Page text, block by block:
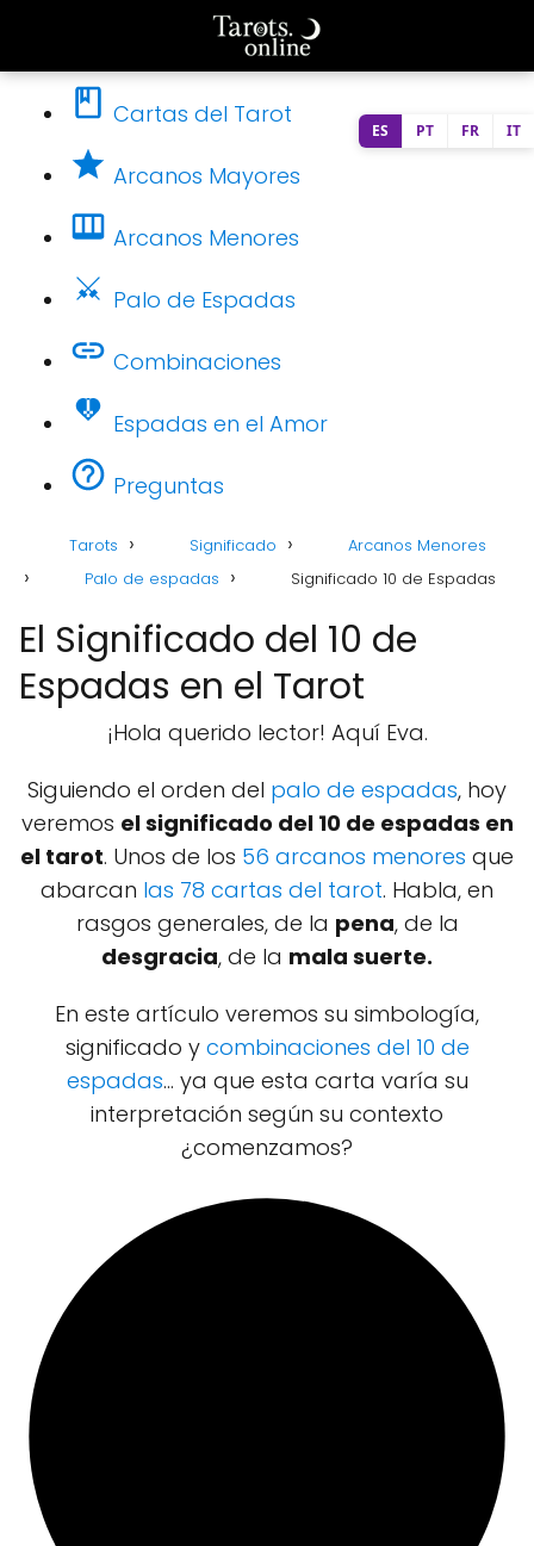
Cartas del Tarot
Arcanos Mayores
Arcanos Menores
Palo de Espadas
Combinaciones
Espadas en el Amor
Preguntas
Tarots Significado
Arcanos Menores
Palo de espadas
Significado 10 de Espadas
El Significado del 10 de
Espadas en el Tarot
¡Hola querido lector! Aquí Eva.
Siguiendo el orden del palo de espadas, hoy
veremos el significado del 10 de espadas en
el tarot. Unos de los 56 arcanos menores que
abarcan las 78 cartas del tarot. Habla, en
rasgos generales, de la pena, de la
desgracia, de la mala suerte.
En este artículo veremos su simbología,
significado y combinaciones del 10 de
espadas... ya que esta carta varía su
interpretación según su contexto
¿comenzamos?
ES PT FR IT